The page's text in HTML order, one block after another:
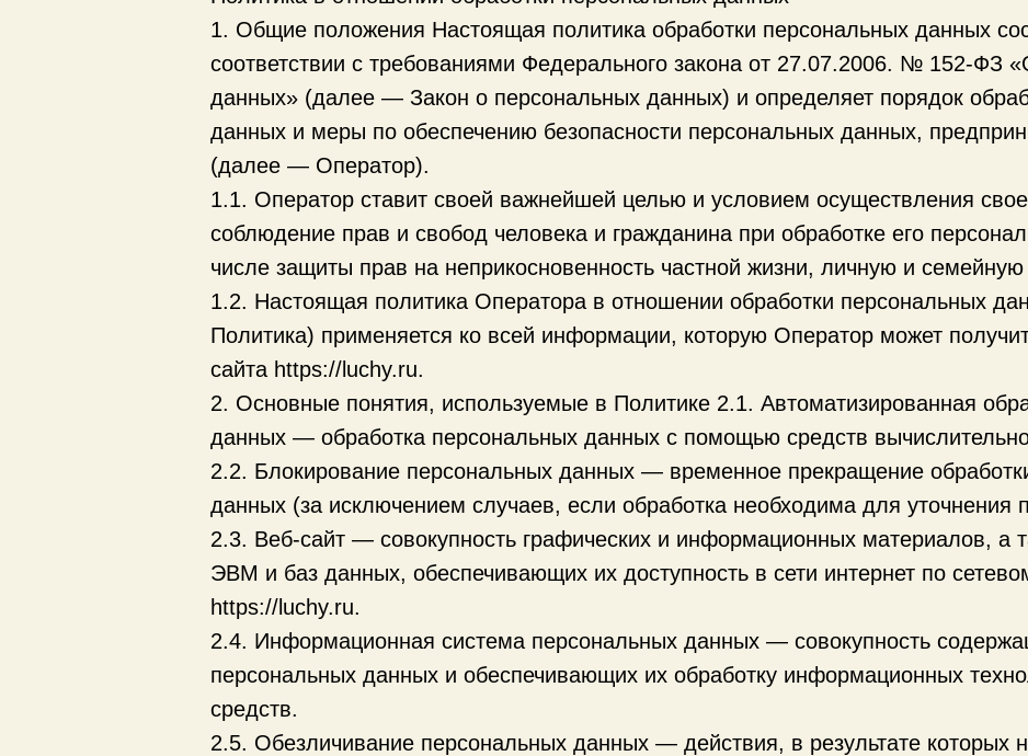
1. Общие положения Настоящая политика обработки персональных данных
соответствии с требованиями Федерального закона от 27.07.2006. № 152-ФЗ
данных» (далее — Закон о персональных данных) и определяет порядок
данных и меры по обеспечению безопасности персональных данных,
(далее — Оператор).
1.1. Оператор ставит своей важнейшей целью и условием осуществления
соблюдение прав и свобод человека и гражданина при обработке его
числе защиты прав на неприкосновенность частной жизни, личную и семейную
1.2. Настоящая политика Оператора в отношении обработки персональных
Политика) применяется ко всей информации, которую Оператор может
сайта https://luchy.ru.
2. Основные понятия, используемые в Политике 2.1. Автоматизированная
данных — обработка персональных данных с помощью средств
2.2. Блокирование персональных данных — временное прекращение
данных (за исключением случаев, если обработка необходима для уточнения
2.3. Веб-сайт — совокупность графических и информационных материалов, а
ЭВМ и баз данных, обеспечивающих их доступность в сети интернет по
https://luchy.ru.
2.4. Информационная система персональных данных — совокупность
персональных данных и обеспечивающих их обработку информационных
средств.
2.5. Обезличивание персональных данных — действия, в результате которых